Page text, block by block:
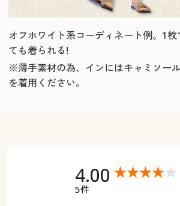
オフホワイト系コーディネート例。1
ても着られる!
※薄手素材の為、インにはキャミソー
を着用ください。
4.00
5件